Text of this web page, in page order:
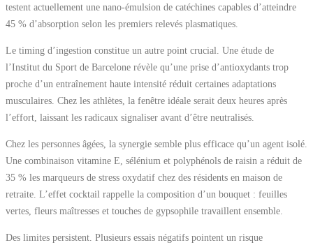
testent actuellement une nano-émulsion de catéchines capables d’atteindre
45 % d’absorption selon les premiers relevés plasmatiques.
Le timing d’ingestion constitue un autre point crucial. Une étude de
l’Institut du Sport de Barcelone révèle qu’une prise d’antioxydants trop
proche d’un entraînement haute intensité réduit certaines adaptations
musculaires. Chez les athlètes, la fenêtre idéale serait deux heures après
l’effort, laissant les radicaux signaliser avant d’être neutralisés.
Chez les personnes âgées, la synergie semble plus efficace qu’un agent isolé.
Une combinaison vitamine E, sélénium et polyphénols de raisin a réduit de
35 % les marqueurs de stress oxydatif chez des résidents en maison de
retraite. L’effet cocktail rappelle la composition d’un bouquet : feuilles
vertes, fleurs maîtresses et touches de gypsophile travaillent ensemble.
Des limites persistent. Plusieurs essais négatifs pointent un risque